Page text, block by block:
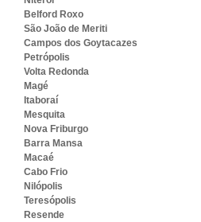
Belford Roxo
São João de Meriti
Campos dos Goytacazes
Petrópolis
Volta Redonda
Magé
Itaboraí
Mesquita
Nova Friburgo
Barra Mansa
Macaé
Cabo Frio
Nilópolis
Teresópolis
Resende